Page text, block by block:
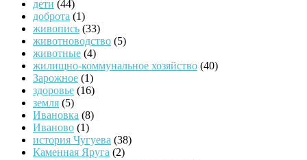
дети (44)
доброта (1)
живопись (33)
животноводство (5)
животные (4)
жилищно-коммунальное хозяйство (40)
Зарожное (1)
здоровье (16)
земля (5)
Ивановка (8)
Иваново (1)
история Чугуева (38)
Каменная Яруга (2)